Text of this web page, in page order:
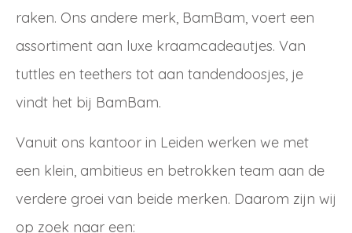
Inloggen
Debiteurnummer
Bewaar gegevens
Wachtwoord vergeten
Email
Nieuw wachtwoord versturen
raken. Ons andere merk, BamBam, voert een
assortiment aan luxe kraamcadeautjes. Van
tuttles en teethers tot aan tandendoosjes, je
vindt het bij BamBam.
Vanuit ons kantoor in Leiden werken we met
een klein, ambitieus en betrokken team aan de
verdere groei van beide merken. Daarom zijn wij
op zoek naar een: